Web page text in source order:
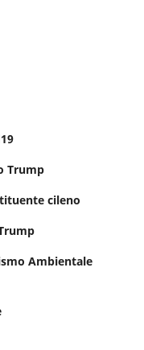
Trump
cileno
Ambientale